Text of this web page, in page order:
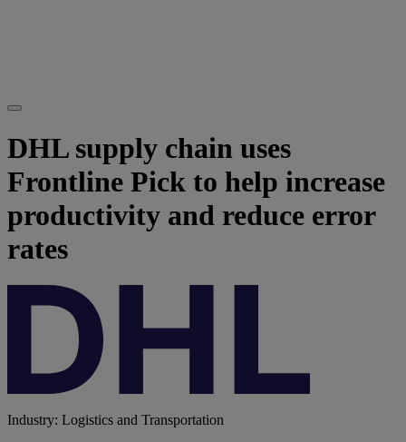
DHL supply chain uses
Frontline Pick to help increase
productivity and reduce error
rates
Industry: Logistics and Transportation